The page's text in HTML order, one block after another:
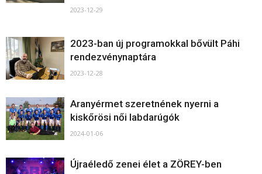
2023-12-29
2023-ban új programokkal bővült Páhi
rendezvénynaptára
2023-12-28
Aranyérmet szeretnének nyerni a
kiskőrösi női labdarúgók
2024-01-06
Újraéledő zenei élet a ZÖREY-ben